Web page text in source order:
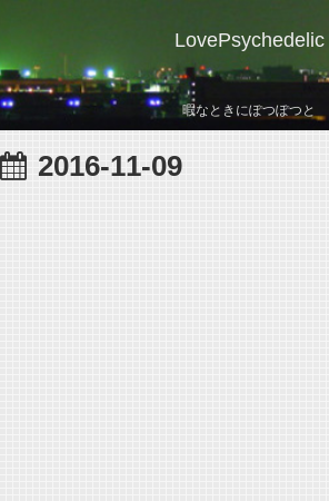
LovePsychedelic
暇なときにぽつぽつと
2016-11-09